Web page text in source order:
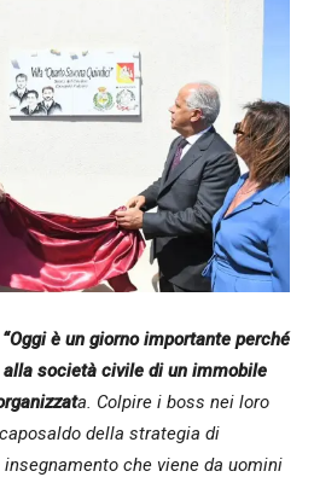
“Oggi è un giorno importante perché
società civile di un immobile
a. Colpire i boss nei loro
della strategia di
che viene da uomini